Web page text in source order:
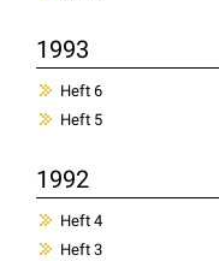
1993
Heft 6
Heft 5
1992
Heft 4
Heft 3